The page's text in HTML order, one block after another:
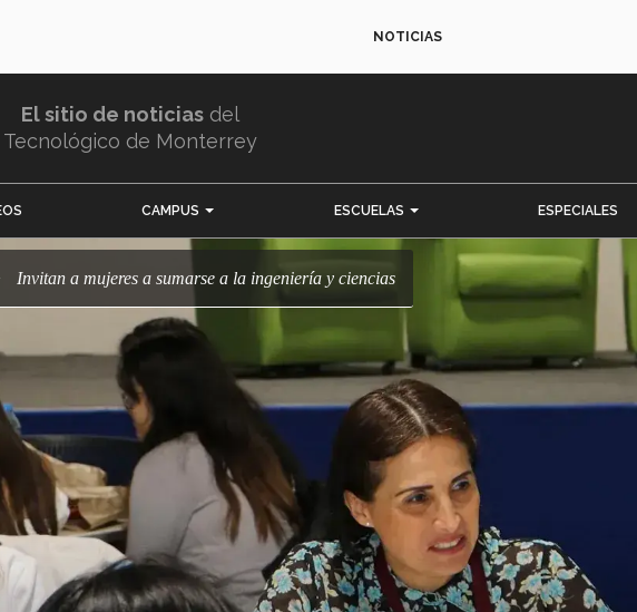
NOTICIAS
El sitio de noticias del
Tecnológico de Monterrey
CAMPUS ESCUELAS ESPECIALES
Invitan a mujeres a sumarse a la ingeniería y ciencias